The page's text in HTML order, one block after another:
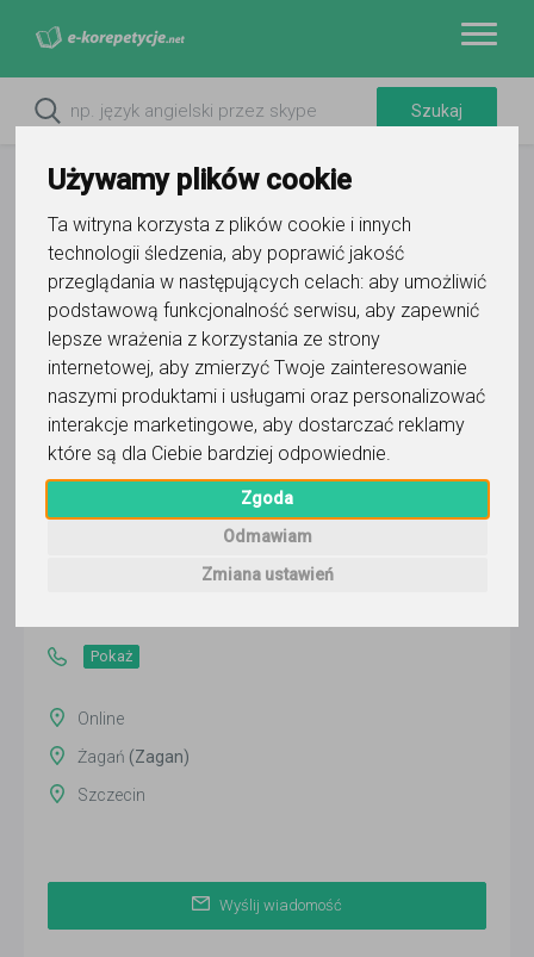
Używamy plików cookie
Ta witryna korzysta z plików cookie i innych
technologii śledzenia, aby poprawić jakość
przeglądania w następujących celach: aby umożliwić
podstawową funkcjonalność serwisu, aby zapewnić
lepsze wrażenia z korzystania ze strony
internetowej, aby zmierzyć Twoje zainteresowanie
naszymi produktami i usługami oraz personalizować
interakcje marketingowe, aby dostarczać reklamy
które są dla Ciebie bardziej odpowiednie.
Zgoda
Odmawiam
Zmiana ustawień
Do ulubionych
Oznacz wystąpienie kontaktu
Pokaż
Online
Żagań (Zagan)
Szczecin
Wyślij wiadomość